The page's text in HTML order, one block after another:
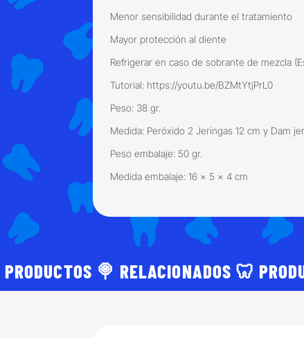
Menor sensibilidad durante el tratamiento
Mayor protección al diente
Refrigerar en caso de sobrante de mezcla
Tutorial: https://youtu.be/BZMtYtjPrL0
Peso: 38 gr.
Medida: Peróxido 2 Jeringas 12 cm y Dam
Peso embalaje: 50 gr.
Medida embalaje: 16 x 5 x 4 cm
🍭 RELACIONADOS 🦷